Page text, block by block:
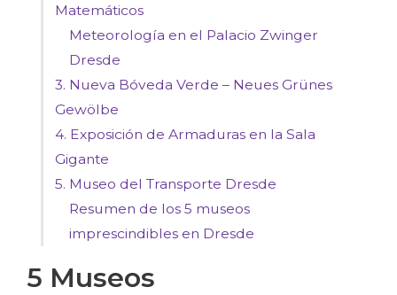
Matemáticos
Meteorología en el Palacio Zwinger
Dresde
3. Nueva Bóveda Verde – Neues Grünes
Gewölbe
4. Exposición de Armaduras en la Sala
Gigante
5. Museo del Transporte Dresde
Resumen de los 5 museos
imprescindibles en Dresde
5 Museos